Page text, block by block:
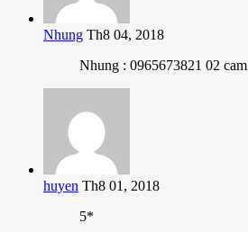
Nhung Th8 04, 2018
Nhung : 0965673821 02 cam
huyen Th8 01, 2018
5*